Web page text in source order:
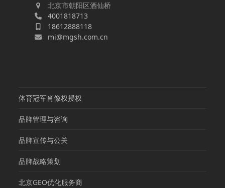
北京市朝阳区酒仙桥
4001818713
18612888118
mi@mgsh.com.cn
体育冠军肖像权授权
品牌管理与咨询
品牌宣传与公关
品牌战略策划
北京GEO优化服务商